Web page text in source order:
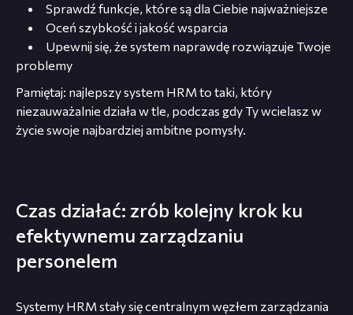
Sprawdź funkcje, które są dla Ciebie najważniejsze
Oceń szybkość i jakość wsparcia
Upewnij się, że system naprawdę rozwiązuje Twoje
problemy
Pamiętaj: najlepszy system HRM to taki, który
niezauważalnie działa w tle, podczas gdy Ty wcielasz w
życie swoje najbardziej ambitne pomysły.
Czas działać: zrób kolejny krok ku
efektywnemu zarządzaniu
personelem
Systemy HRM stały się centralnym węzłem zarządzania